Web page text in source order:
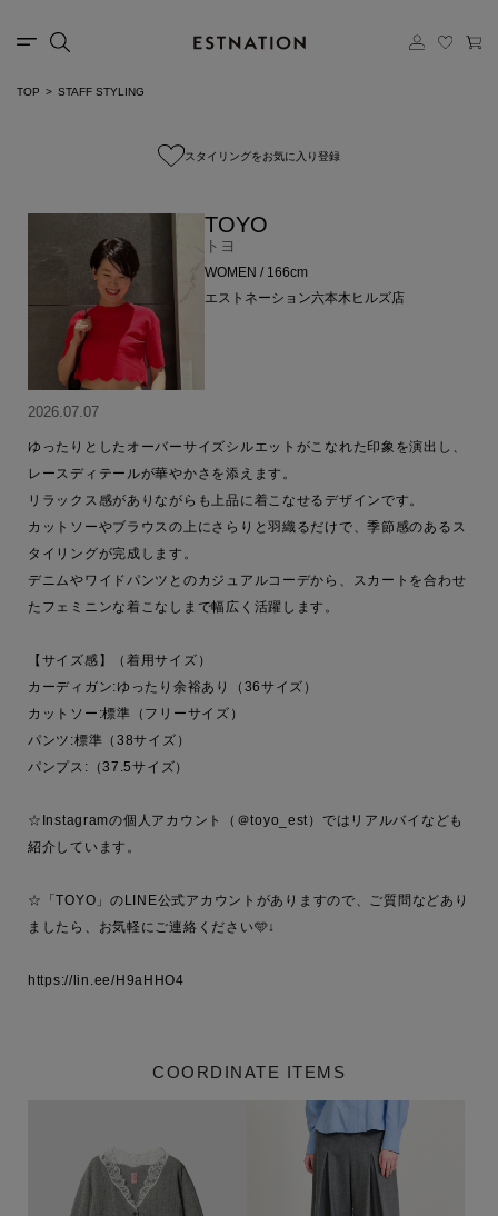
TOP STAFF STYLING
スタイリングをお気に入り登録
TOYO
トヨ
WOMEN / 166cm
エストネーション六本木ヒルズ店
2026.07.07
ゆったりとしたオーバーサイズシルエットがこなれた印象を演出し、
レースディテールが華やかさを添えます。
リラックス感がありながらも上品に着こなせるデザインです。
カットソーやブラウスの上にさらりと羽織るだけで、季節感のあるス
タイリングが完成します。
デニムやワイドパンツとのカジュアルコーデから、スカートを合わせ
たフェミニンな着こなしまで幅広く活躍します。
【サイズ感】（着用サイズ）
カーディガン:ゆったり余裕あり（36サイズ）
カットソー:標準（フリーサイズ）
パンツ:標準（38サイズ）
パンプス:（37.5サイズ）
☆Instagramの個人アカウント（＠toyo_est）ではリアルバイなども
紹介しています。
☆「TOYO」のLINE公式アカウントがありますので、ご質問などあり
ましたら、お気軽にご連絡ください🩵↓
COORDINATE ITEMS